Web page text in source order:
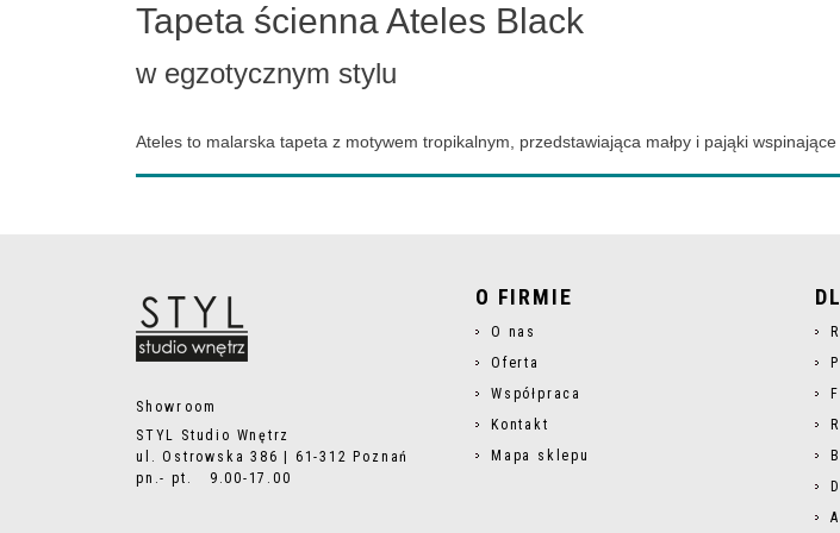
Tapeta ścienna Ateles Black
w egzotycznym stylu
Ateles to malarska tapeta z motywem tropikalnym, przedstawiająca małpy i pająki
Showroom
STYL Studio Wnętrz
ul. Ostrowska 386 | 61-312 Poznań
pn.- pt. 9.00-17.00
O FIRMIE
O nas
Oferta
Współpraca
Kontakt
Mapa sklepu